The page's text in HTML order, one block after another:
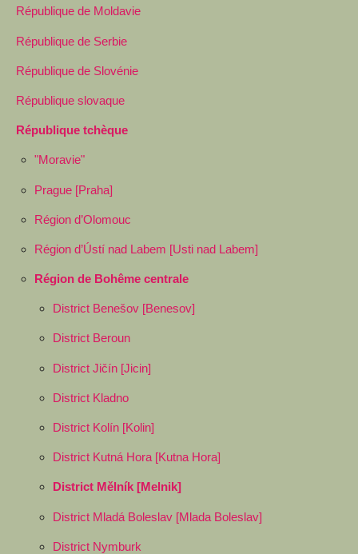
République de Moldavie
République de Serbie
République de Slovénie
République slovaque
République tchèque
"Moravie"
Prague [Praha]
Région d’Olomouc
Région d’Ústí nad Labem [Usti nad Labem]
Région de Bohême centrale
District Benešov [Benesov]
District Beroun
District Jičín [Jicin]
District Kladno
District Kolín [Kolin]
District Kutná Hora [Kutna Hora]
District Mělník [Melnik]
District Mladá Boleslav [Mlada Boleslav]
District Nymburk